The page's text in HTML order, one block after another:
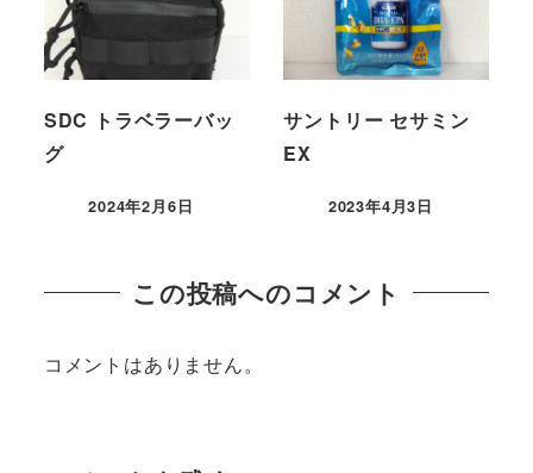
SDC トラベラーバッ
グ
2024年2月6日
サントリー セサミン
EX
2023年4月3日
この投稿へのコメント
コメントはありません。